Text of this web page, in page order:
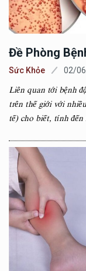
Đề Phòng
Sức Khỏe 02/
Liên quan tới bệnh
trên thế giới với
tế) cho biết, tính đến